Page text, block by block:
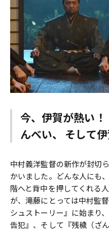
今、伊賀が熱い
んべい、 そして伊
中村義洋監督の新作が封切
かいました。どんな人にも
階へと背中を押してくれる
が、滝藤にとっては中村監
シュストーリー』に始まり
告犯』、そして『残穢（ざ